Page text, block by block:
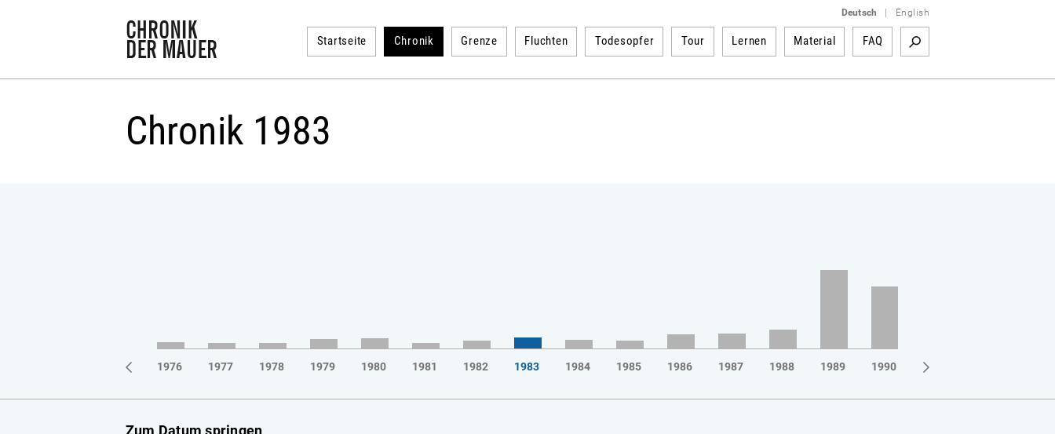
Deutsch English
Startseite Chronik Grenze Fluchten Todesopfer Tour Lernen Material FAQ
Chronik 1983
1975 1976 1977 1978 1979 1980 1981 1982 1983 1984 1985 1986 1987 1988 1989 1990
Zum Datum springen